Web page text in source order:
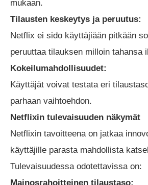
mukaan.
Tilausten keskeytys ja peruutus:
Netflix ei sido käyttäjiään pitkään
peruuttaa tilauksen milloin tahansa
Kokeilumahdollisuudet:
Käyttäjät voivat testata eri
parhaan vaihtoehdon.
Netflixin tulevaisuuden näkymät
Netflixin tavoitteena on jatkaa
käyttäjille parasta mahdollista
Tulevaisuudessa odotettavissa on:
Mainosrahoitteinen tilaustaso: